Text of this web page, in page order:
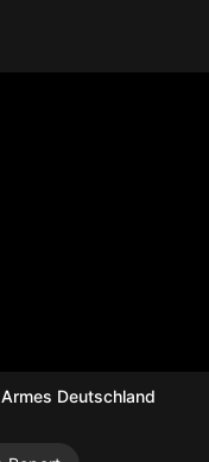
Deutschlands Assigste Arbeitslose!? | Armes Deutschland